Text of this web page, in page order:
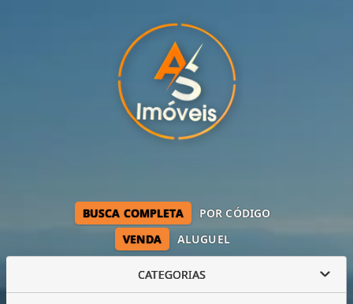
VENDA ALUGUEL
BUSCA COMPLETA POR CÓDIGO
CATEGORIAS